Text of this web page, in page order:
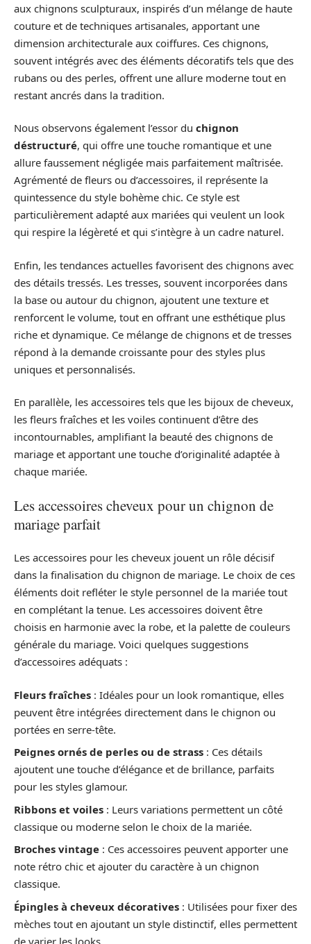
aux chignons sculpturaux, inspirés d’un mélange de haute
couture et de techniques artisanales, apportant une
dimension architecturale aux coiffures. Ces chignons,
souvent intégrés avec des éléments décoratifs tels que des
rubans ou des perles, offrent une allure moderne tout en
restant ancrés dans la tradition.
Nous observons également l’essor du chignon
déstructuré, qui offre une touche romantique et une
allure faussement négligée mais parfaitement maîtrisée.
Agrémenté de fleurs ou d’accessoires, il représente la
quintessence du style bohème chic. Ce style est
particulièrement adapté aux mariées qui veulent un look
qui respire la légèreté et qui s’intègre à un cadre naturel.
Enfin, les tendances actuelles favorisent des chignons avec
des détails tressés. Les tresses, souvent incorporées dans
la base ou autour du chignon, ajoutent une texture et
renforcent le volume, tout en offrant une esthétique plus
riche et dynamique. Ce mélange de chignons et de tresses
répond à la demande croissante pour des styles plus
uniques et personnalisés.
En parallèle, les accessoires tels que les bijoux de cheveux,
les fleurs fraîches et les voiles continuent d’être des
incontournables, amplifiant la beauté des chignons de
mariage et apportant une touche d’originalité adaptée à
chaque mariée.
Les accessoires cheveux pour un chignon de
mariage parfait
Les accessoires pour les cheveux jouent un rôle décisif
dans la finalisation du chignon de mariage. Le choix de ces
éléments doit refléter le style personnel de la mariée tout
en complétant la tenue. Les accessoires doivent être
choisis en harmonie avec la robe, et la palette de couleurs
générale du mariage. Voici quelques suggestions
d’accessoires adéquats :
Fleurs fraîches : Idéales pour un look romantique, elles
peuvent être intégrées directement dans le chignon ou
portées en serre-tête.
Peignes ornés de perles ou de strass : Ces détails
ajoutent une touche d’élégance et de brillance, parfaits
pour les styles glamour.
Ribbons et voiles : Leurs variations permettent un côté
classique ou moderne selon le choix de la mariée.
Broches vintage : Ces accessoires peuvent apporter une
note rétro chic et ajouter du caractère à un chignon
classique.
Épingles à cheveux décoratives : Utilisées pour fixer des
mèches tout en ajoutant un style distinctif, elles permettent
de varier les looks.